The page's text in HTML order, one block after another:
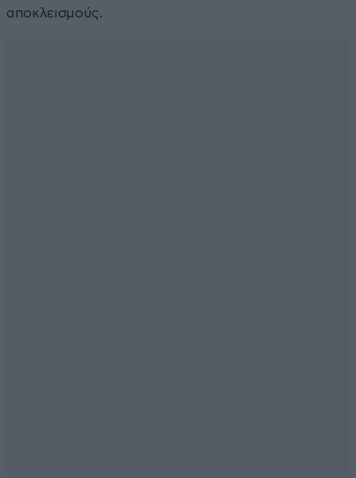
αποκλεισμούς.